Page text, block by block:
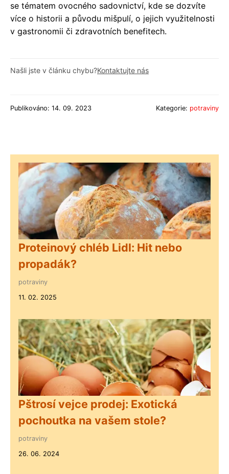
se tématem ovocného sadovnictví, kde se dozvíte
více o historii a původu mišpulí, o jejich využitelnosti
v gastronomii či zdravotních benefitech.
Našli jste v článku chybu?Kontaktujte nás
Publikováno: 14. 09. 2023 Kategorie: potraviny
Proteinový chléb Lidl: Hit nebo
propadák?
potraviny
11. 02. 2025
Pštrosí vejce prodej: Exotická
pochoutka na vašem stole?
potraviny
26. 06. 2024